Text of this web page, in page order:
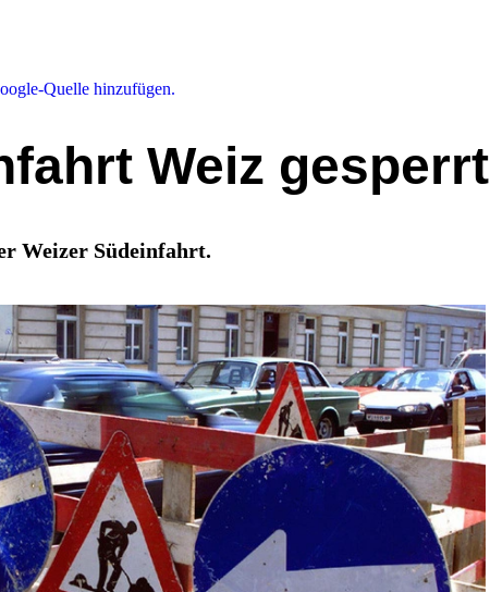
Quelle hinzufügen.
Weiz gesperrt
Weizer Südeinfahrt.